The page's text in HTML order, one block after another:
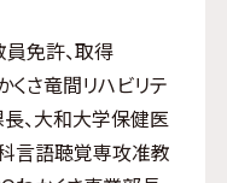
免許、取得
さ竜間リハビリテ
、大和大学保健医
言語聴覚専攻准教